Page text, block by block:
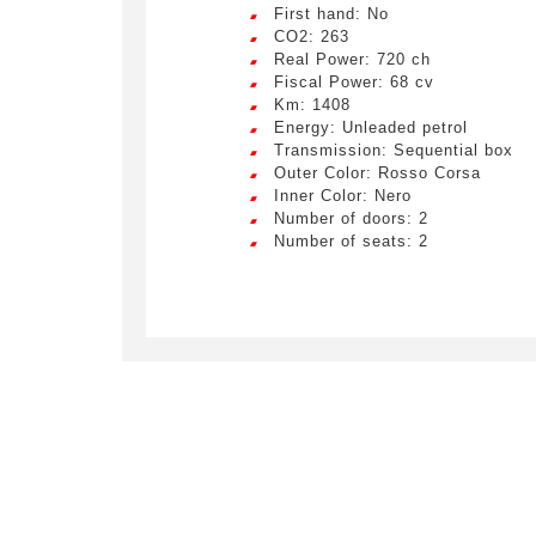
First hand: No
CO2: 263
Real Power: 720 ch
Fiscal Power: 68 cv
Km: 1408
Energy: Unleaded petrol
Transmission: Sequential box
Outer Color: Rosso Corsa
Inner Color: Nero
Number of doors: 2
Number of seats: 2